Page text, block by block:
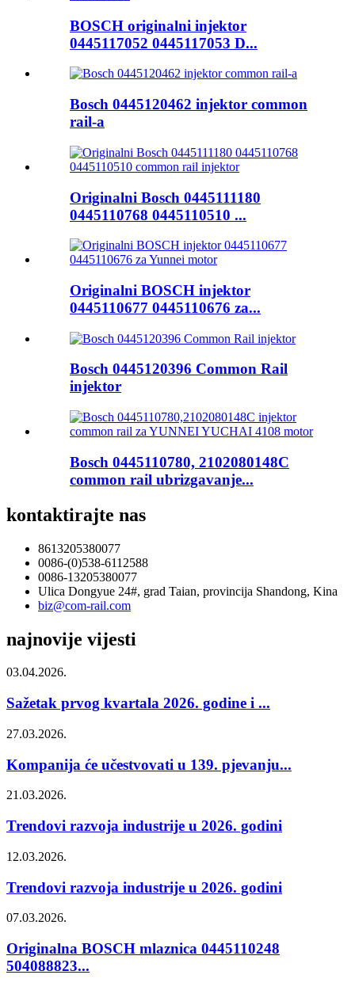
BOSCH originalni injektor
0445117052 0445117053 D...
Bosch 0445120462 injektor common
rail-a
Originalni Bosch 0445111180
0445110768 0445110510 ...
Originalni BOSCH injektor
0445110677 0445110676 za...
Bosch 0445120396 Common Rail
injektor
Bosch 0445110780, 2102080148C
common rail ubrizgavanje...
kontaktirajte nas
8613205380077
0086-(0)538-6112588
0086-13205380077
Ulica Dongyue 24#, grad Taian, provincija Shandong, Kina
biz@com-rail.com
najnovije vijesti
03.04.2026.
Sažetak prvog kvartala 2026. godine i ...
27.03.2026.
Kompanija će učestvovati u 139. pjevanju...
21.03.2026.
Trendovi razvoja industrije u 2026. godini
12.03.2026.
Trendovi razvoja industrije u 2026. godini
07.03.2026.
Originalna BOSCH mlaznica 0445110248
504088823...